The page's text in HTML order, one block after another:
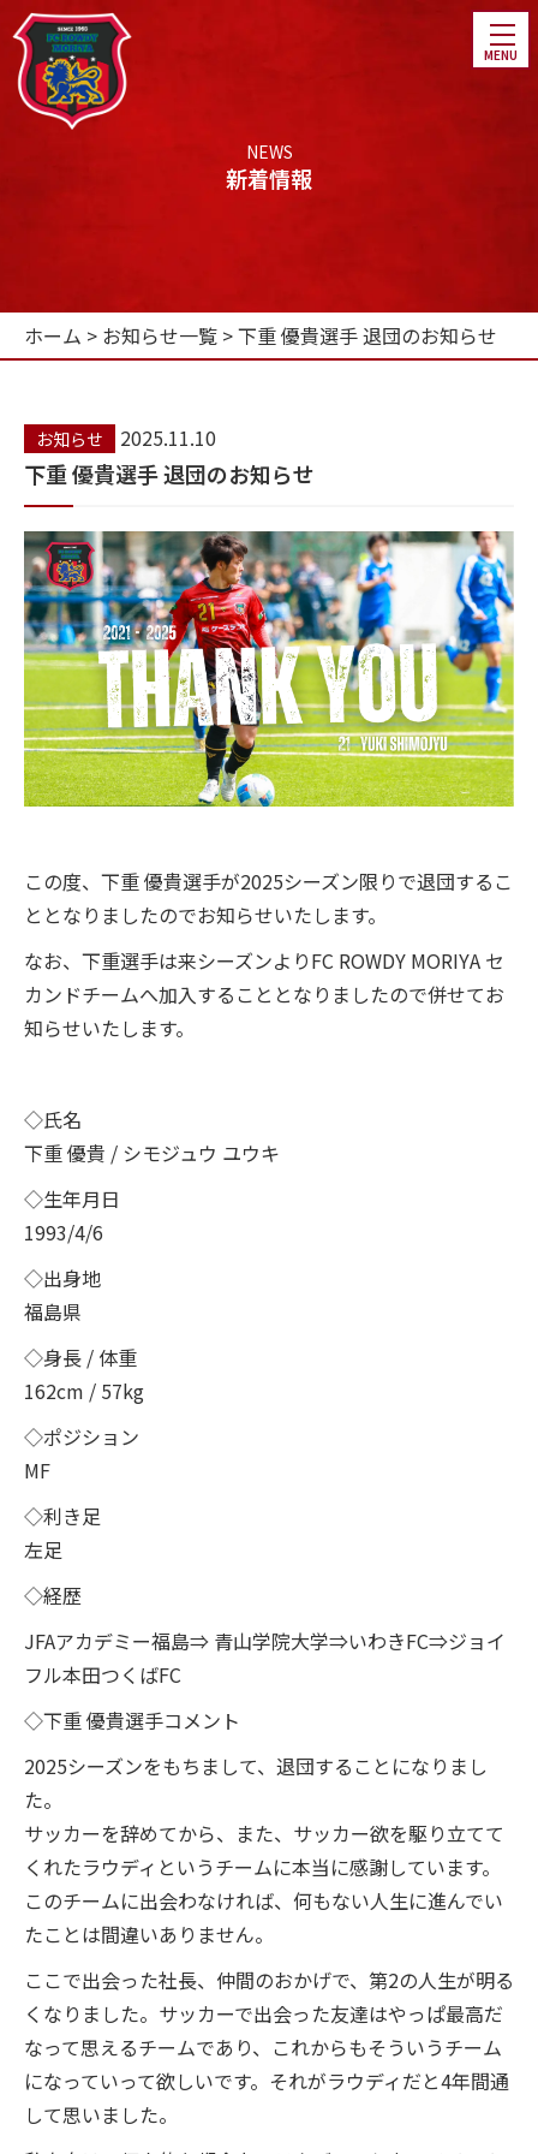
選手・スタッフ紹介
ファンクラブ
パートナー
スクール
ジュニアユース
オンラインストア
お問い合わせ
NEWS
新着情報
ホーム > お知らせ一覧 >下重 優貴選手 退団のお知らせ
お知らせ 2025.11.10
下重 優貴選手 退団のお知らせ
この度、下重 優貴選手が2025シーズン限りで退団するこ
ととなりましたのでお知らせいたします。
なお、下重選手は来シーズンよりFC ROWDY MORIYA セ
カンドチームへ加入することとなりましたので併せてお
知らせいたします。
◇氏名
下重 優貴 / シモジュウ ユウキ
◇生年月日
1993/4/6
◇出身地
福島県
◇身長 / 体重
162cm / 57kg
◇ポジション
MF
◇利き足
左足
◇経歴
JFAアカデミー福島⇒ 青山学院大学⇒いわきFC⇒ジョイ
フル本田つくばFC
◇下重 優貴選手コメント
2025シーズンをもちまして、退団することになりまし
た。
サッカーを辞めてから、また、サッカー欲を駆り立てて
くれたラウディというチームに本当に感謝しています。
このチームに出会わなければ、何もない人生に進んでい
たことは間違いありません。
ここで出会った社長、仲間のおかげで、第2の人生が明る
くなりました。サッカーで出会った友達はやっぱ最高だ
なって思えるチームであり、これからもそういうチーム
になっていって欲しいです。それがラウディだと4年間通
して思いました。